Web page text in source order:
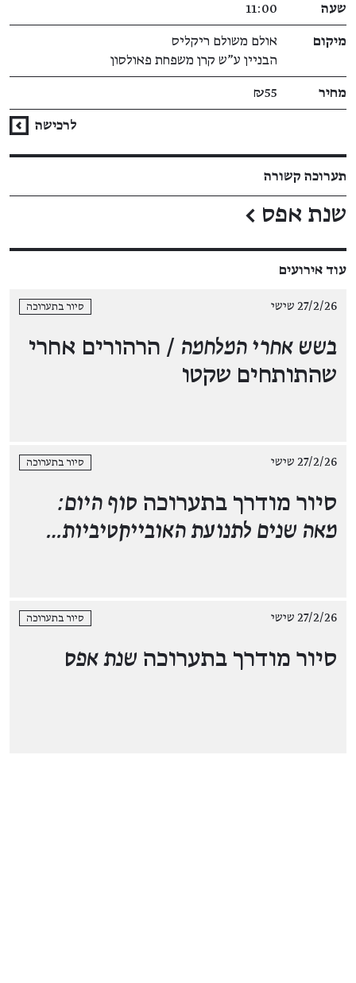
שעה 11:00
מיקום
אולם משולם ריקליס
הבניין ע"ש קרן משפחת פאולסון
מחיר ₪55
לרכישה
תערוכה קשורה
שנת אפס ←
עוד אירועים
27/2/26 שישי סיור בתערוכה
בשש אחרי המלחמה / הרהורים אחרי
שהתותחים שקטו
27/2/26 שישי סיור בתערוכה
סיור מודרך בתערוכה סוף היום:
מאה שנים לתנועת האובייקטיביות…
27/2/26 שישי סיור בתערוכה
סיור מודרך בתערוכה שנת אפס